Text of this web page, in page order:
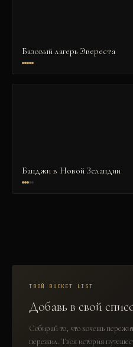
Базовый лагерь Эвереста
Банджи в Новой Зеландии
ТВОЙ BUCKET LIST
Добавь в свой
Собирай то, что хочешь
пережил. Твоя история